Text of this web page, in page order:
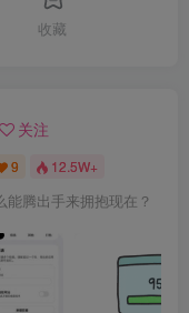
收藏
关注
9 12.5W+
腾出手来拥抱现在？